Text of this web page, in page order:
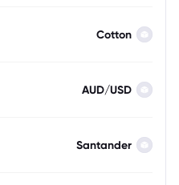
Cotton
AUD/USD
Santander